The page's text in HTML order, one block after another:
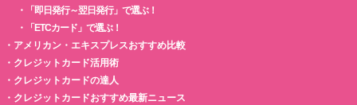
・
「即日発行～翌日発行」で選ぶ！
・
「ETCカード」で選ぶ！
・ アメリカン・エキスプレスおすすめ比較
・ クレジットカード活用術
・ クレジットカードの達人
・ クレジットカードおすすめ最新ニュース